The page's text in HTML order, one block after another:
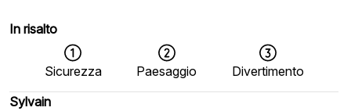
In risalto
Sicurezza Paesaggio
Divertimento
Sylvain